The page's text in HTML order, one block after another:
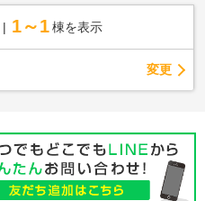
1～1 棟を表示
変更